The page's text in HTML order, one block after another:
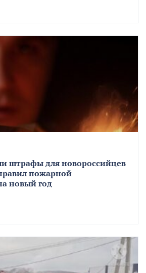
штрафы для новороссийцев
пожарной
новый год